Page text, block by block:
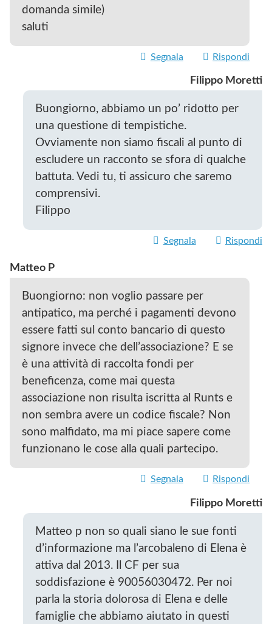
domanda simile)
saluti
Segnala Rispondi
Filippo Moretti
Buongiorno, abbiamo un po’ ridotto per
una questione di tempistiche.
Ovviamente non siamo fiscali al punto di
escludere un racconto se sfora di qualche
battuta. Vedi tu, ti assicuro che saremo
comprensivi.
Filippo
Segnala Rispondi
Matteo P
Buongiorno: non voglio passare per
antipatico, ma perché i pagamenti devono
essere fatti sul conto bancario di questo
signore invece che dell’associazione? E se
è una attività di raccolta fondi per
beneficenza, come mai questa
associazione non risulta iscritta al Runts e
non sembra avere un codice fiscale? Non
sono malfidato, ma mi piace sapere come
funzionano le cose alla quali partecipo.
Segnala Rispondi
Filippo Moretti
Matteo p non so quali siano le sue fonti
d’informazione ma l’arcobaleno di Elena è
attiva dal 2013. Il CF per sua
soddisfazione è 90056030472. Per noi
parla la storia dolorosa di Elena e delle
famiglie che abbiamo aiutato in questi